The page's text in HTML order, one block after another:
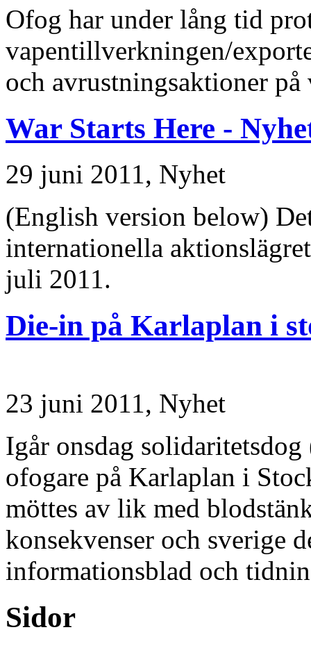
Ofog har under lång tid
vapentillverkningen/
och avrustningsaktioner
War Starts Here -
29 juni 2011, Nyhet
(English version below)
internationella
juli 2011.
Die-in på Karlaplan i
23 juni 2011, Nyhet
Igår onsdag
ofogare på Karlaplan i
möttes av lik med
konsekvenser och sverige
informationsblad och
Sidor